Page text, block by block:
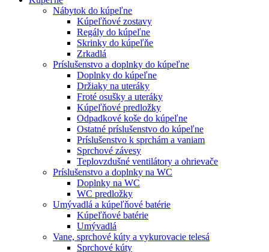
Nábytok do kúpeľne
Kúpeľňové zostavy
Regály do kúpeľne
Skrinky do kúpeľňe
Zrkadlá
Príslušenstvo a doplnky do kúpeľne
Doplnky do kúpeľne
Držiaky na uteráky
Froté osušky a uteráky
Kúpeľňové predložky
Odpadkové koše do kúpeľne
Ostatné príslušenstvo do kúpeľne
Príslušenstvo k sprchám a vaniam
Sprchové závesy
Teplovzdušné ventilátory a ohrievače
Príslušenstvo a doplnky na WC
Doplnky na WC
WC predložky
Umývadlá a kúpeľňové batérie
Kúpeľňové batérie
Umývadlá
Vane, sprchové kúty a vykurovacie telesá
Sprchové kúty